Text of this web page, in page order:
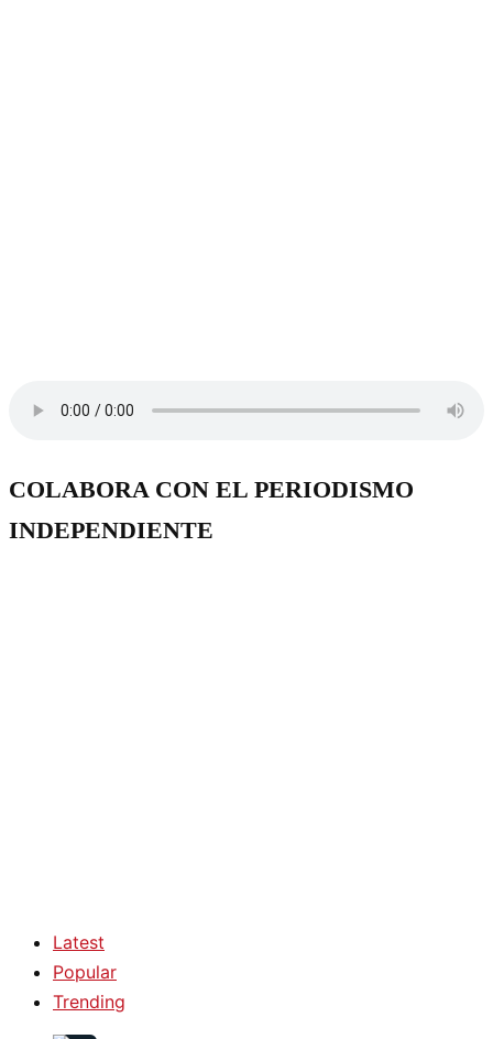
COLABORA CON EL PERIODISMO
INDEPENDIENTE
Latest
Popular
Trending